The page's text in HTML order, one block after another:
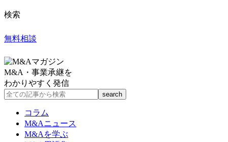
検索
無料相談
M&A・事業承継を
わかりやすく発信
コラム
M&Aニュース
M&Aを学ぶ